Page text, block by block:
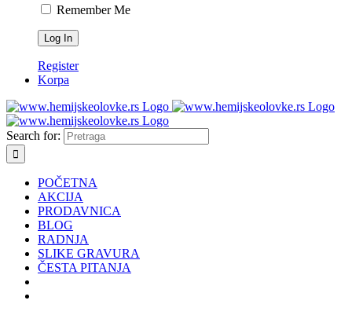
Remember Me
Register
Korpa
Search for:
POČETNA
AKCIJA
PRODAVNICA
BLOG
RADNJA
SLIKE GRAVURA
ČESTA PITANJA